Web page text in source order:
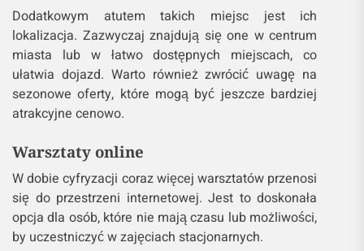
Dodatkowym atutem takich miejsc jest ich
lokalizacja. Zazwyczaj znajdują się one w centrum
miasta lub w łatwo dostępnych miejscach, co
ułatwia dojazd. Warto również zwrócić uwagę na
sezonowe oferty, które mogą być jeszcze bardziej
atrakcyjne cenowo.
Warsztaty online
W dobie cyfryzacji coraz więcej warsztatów przenosi
się do przestrzeni internetowej. Jest to doskonała
opcja dla osób, które nie mają czasu lub możliwości,
by uczestniczyć w zajęciach stacjonarnych.